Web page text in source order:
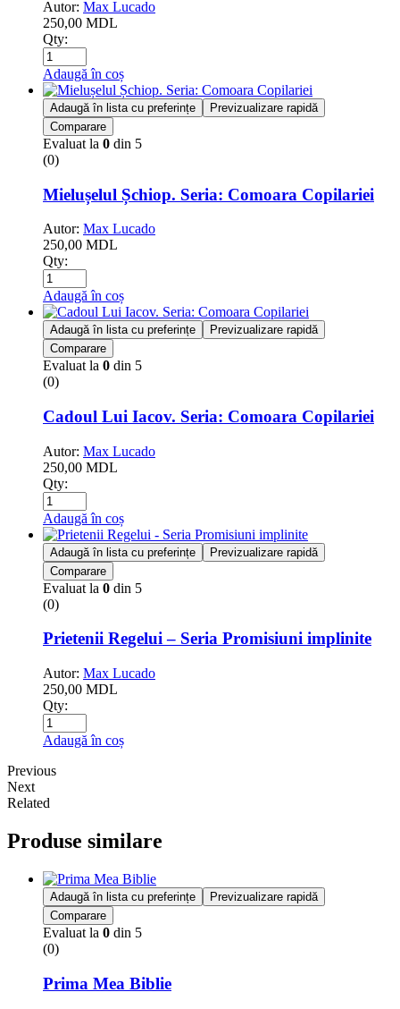
Autor: Max Lucado
250,00 MDL
Qty:
Adaugă în coș
Adaugă în lista cu preferințe
Previzualizare rapidă
Comparare
Evaluat la 0 din 5
(0)
Mielușelul Șchiop. Seria: Comoara Copilariei
Autor: Max Lucado
250,00 MDL
Qty:
Adaugă în coș
Adaugă în lista cu preferințe
Previzualizare rapidă
Comparare
Evaluat la 0 din 5
(0)
Cadoul Lui Iacov. Seria: Comoara Copilariei
Autor: Max Lucado
250,00 MDL
Qty:
Adaugă în coș
Adaugă în lista cu preferințe
Previzualizare rapidă
Comparare
Evaluat la 0 din 5
(0)
Prietenii Regelui – Seria Promisiuni implinite
Autor: Max Lucado
250,00 MDL
Qty:
Adaugă în coș
Previous
Next
Related
Produse similare
Adaugă în lista cu preferințe
Previzualizare rapidă
Comparare
Evaluat la 0 din 5
(0)
Prima Mea Biblie